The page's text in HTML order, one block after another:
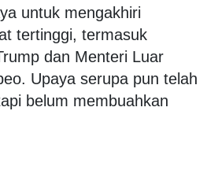
untuk mengakhiri
tertinggi, termasuk
dan Menteri Luar
Upaya serupa pun telah
belum membuahkan